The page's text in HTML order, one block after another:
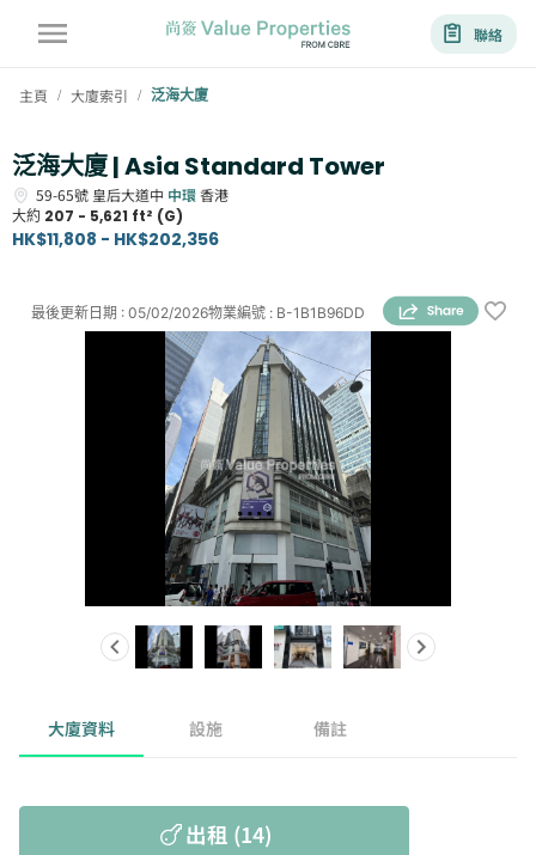
聯絡
主頁 / 大廈索引 / 泛海大廈
泛海大廈 | Asia Standard Tower
59-65號 皇后大道中 中環香港
大約 207 - 5,621 ft² (G)
HK$11,808 - HK$202,356
物業編號 : B-1B1B96DD
最後更新日期 : 05/02/2026
大廈資料 設施 備註
出租 (14)